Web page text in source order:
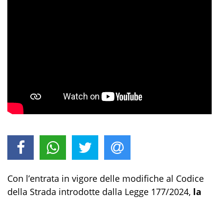
Con l’entrata in vigore delle modifiche al Codice
della Strada introdotte dalla Legge 177/2024, la